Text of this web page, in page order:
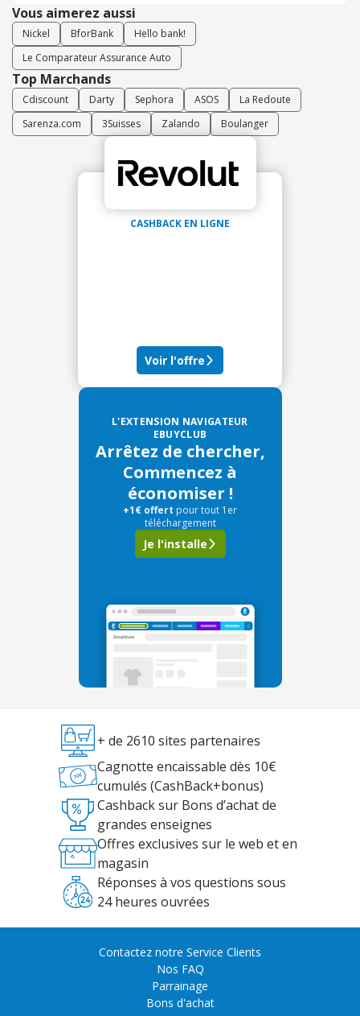
Vous aimerez aussi
Nickel BforBank
Hello bank!
Le Comparateur Assurance Auto
Top Marchands
Cdiscount Darty Sephora ASOS
La Redoute
Sarenza.com
3Suisses Zalando Boulanger
CASHBACK EN LIGNE
Voir l'offre
L'EXTENSION NAVIGATEUR
EBUYCLUB
Arrêtez de chercher,
Commencez à
économiser !
+1€ offert pour tout 1er
téléchargement
Je l'installe
+ de 2610 sites partenaires
Cagnotte encaissable dès 10€
cumulés (CashBack+bonus)
Cashback sur Bons d’achat de
grandes enseignes
Offres exclusives sur le web et en
magasin
Réponses à vos questions sous
24 heures ouvrées
Contactez notre Service Clients
Nos FAQ
Parrainage
Bons d'achat